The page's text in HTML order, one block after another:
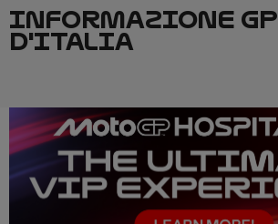
INFORMAZIONE GP
D'ITALIA